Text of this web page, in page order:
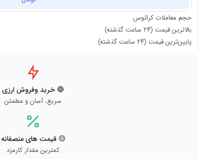
حجم معاملات کراتوس
بالاترین قیمت (۲۴ ساعت گذشته)
پایین‌ترین قیمت (۲۴ ساعت گذشته)
🔵 خرید وفروش ارزی
سریع، آسان و مطمئن
🟡 قیمت های منصفانه
کمترین مقدار کارمزد